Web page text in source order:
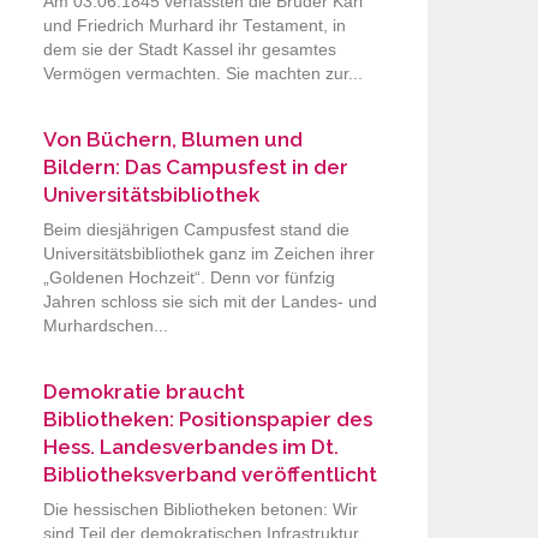
und Friedrich Murhard ihr Testament, in
dem sie der Stadt Kassel ihr gesamtes
Vermögen vermachten. Sie machten zur...
Von Büchern, Blumen und
Bildern: Das Campusfest in der
Universitätsbibliothek
Beim diesjährigen Campusfest stand die
Universitätsbibliothek ganz im Zeichen ihrer
„Goldenen Hochzeit“. Denn vor fünfzig
Jahren schloss sie sich mit der Landes- und
Murhardschen...
Demokratie braucht
Bibliotheken: Positionspapier des
Hess. Landesverbandes im Dt.
Bibliotheksverband veröffentlicht
Die hessischen Bibliotheken betonen: Wir
sind Teil der demokratischen Infrastruktur.